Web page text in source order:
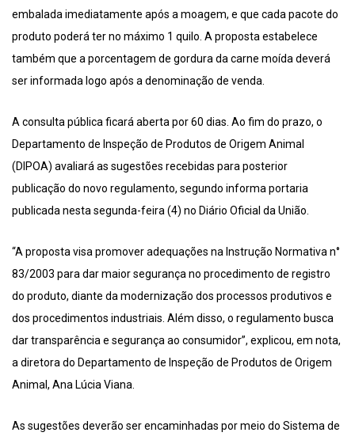
embalada imediatamente após a moagem, e que cada pacote do
produto poderá ter no máximo 1 quilo. A proposta estabelece
também que a porcentagem de gordura da carne moída deverá
ser informada logo após a denominação de venda.
A consulta pública ficará aberta por 60 dias. Ao fim do prazo, o
Departamento de Inspeção de Produtos de Origem Animal
(DIPOA) avaliará as sugestões recebidas para posterior
publicação do novo regulamento, segundo informa portaria
publicada nesta segunda-feira (4) no Diário Oficial da União.
“A proposta visa promover adequações na Instrução Normativa n°
83/2003 para dar maior segurança no procedimento de registro
do produto, diante da modernização dos processos produtivos e
dos procedimentos industriais. Além disso, o regulamento busca
dar transparência e segurança ao consumidor”, explicou, em nota,
a diretora do Departamento de Inspeção de Produtos de Origem
Animal, Ana Lúcia Viana.
As sugestões deverão ser encaminhadas por meio do Sistema de